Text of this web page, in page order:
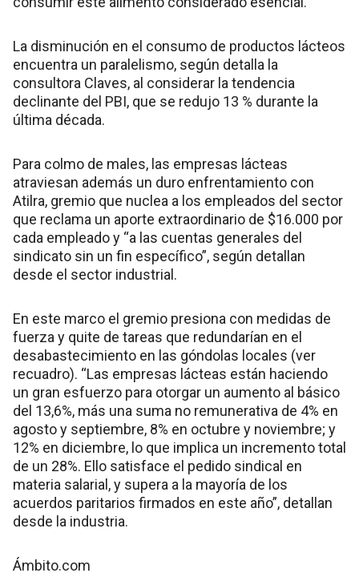
La disminución en el consumo de productos lácteos
encuentra un paralelismo, según detalla la
consultora Claves, al considerar la tendencia
declinante del PBI, que se redujo 13 % durante la
última década.
Para colmo de males, las empresas lácteas
atraviesan además un duro enfrentamiento con
Atilra, gremio que nuclea a los empleados del sector
que reclama un aporte extraordinario de $16.000 por
cada empleado y “a las cuentas generales del
sindicato sin un fin específico”, según detallan
desde el sector industrial.
En este marco el gremio presiona con medidas de
fuerza y quite de tareas que redundarían en el
desabastecimiento en las góndolas locales (ver
recuadro). “Las empresas lácteas están haciendo
un gran esfuerzo para otorgar un aumento al básico
del 13,6%, más una suma no remunerativa de 4% en
agosto y septiembre, 8% en octubre y noviembre; y
12% en diciembre, lo que implica un incremento total
de un 28%. Ello satisface el pedido sindical en
materia salarial, y supera a la mayoría de los
acuerdos paritarios firmados en este año”, detallan
desde la industria.
Ámbito.com